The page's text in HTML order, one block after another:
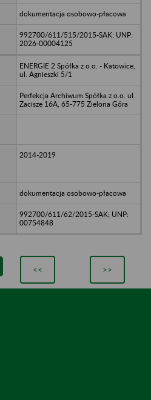
dokumentacja osobowo-płacowa
992700/611/515/2015-SAK; UNP:
2026-00004125
ENERGIE 2 Spółka z o.o. - Katowice,
ul. Agnieszki 5/1
Perfekcja Archiwum Spółka z o.o. ul.
Zacisze 16A, 65-775 Zielona Góra
2014-2019
dokumentacja osobowo-płacowa
992700/611/62/2015-SAK; UNP:
00754848
<< >>